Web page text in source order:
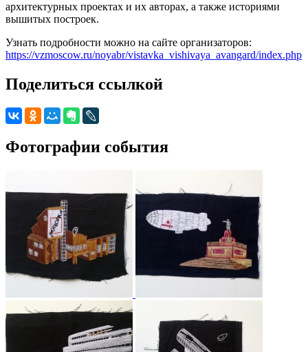
архитектурных проектах и их авторах, а также историями
вышитых построек.
Узнать подробности можно на сайте организаторов:
https://vzmoscow.ru/noyabr/vistavka_vishivaya_avangard/index.php
Поделиться ссылкой
Фотографии события